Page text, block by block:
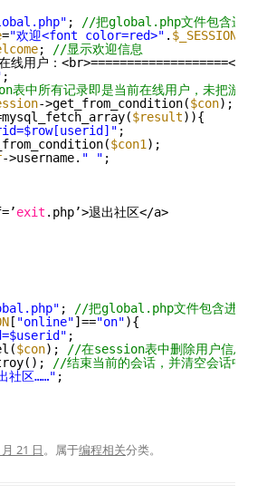
;
//把global.php文件包含进来
="欢迎<font color=red>" . $_SESSION
;
//显示欢迎信息
线用户：
;
中所有记录即是当前在线用户，未把游客
->get_from_condition($con);
$result)){
;
$con1 );
->username. " " ;
exit .php’>退出社区</a>
;
//把global.php文件包含进来
[ "online"]=="on"){
;
$con);
//在session表中删除用户信息
//结束当前的会话，并清空会话中
社区……" ;
21 日。属于编程相关分类。